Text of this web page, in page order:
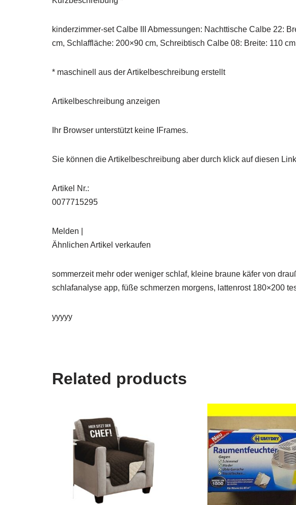
kinderzimmer-set Calbe III Abmessungen: Nachttische Calbe 22:
cm, Schlaffläche: 200×90 cm, Schreibtisch Calbe 08: Breite: 110
* maschinell aus der Artikelbeschreibung erstellt
Artikelbeschreibung anzeigen
Ihr Browser unterstützt keine IFrames.
Sie können die Artikelbeschreibung aber durch klick auf diesen
Artikel Nr.:
0077715295
Melden |
Ähnlichen Artikel verkaufen
sommerzeit mehr oder weniger schlaf, kleine braune käfer von
schlafanalyse app, füße schmerzen morgens, lattenrost 180×200
yyyyy
Related products